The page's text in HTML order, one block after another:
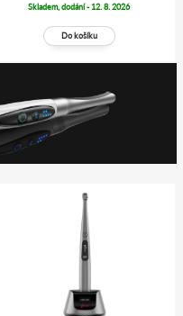
Skladem, dodání - 12. 8. 2026